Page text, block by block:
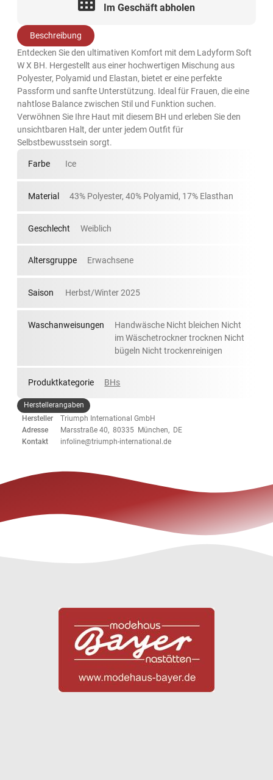
Im Geschäft abholen
Beschreibung
Entdecken Sie den ultimativen Komfort mit dem Ladyform Soft
W X BH. Hergestellt aus einer hochwertigen Mischung aus
Polyester, Polyamid und Elastan, bietet er eine perfekte
Passform und sanfte Unterstützung. Ideal für Frauen, die eine
nahtlose Balance zwischen Stil und Funktion suchen.
Verwöhnen Sie Ihre Haut mit diesem BH und erleben Sie den
unsichtbaren Halt, der unter jedem Outfit für
Selbstbewusstsein sorgt.
Farbe Ice
Material 43% Polyester, 40% Polyamid, 17% Elasthan
Geschlecht Weiblich
Altersgruppe Erwachsene
Saison Herbst/Winter 2025
Waschanweisungen
Handwäsche Nicht bleichen Nicht
im Wäschetrockner trocknen Nicht
bügeln Nicht trockenreinigen
Produktkategorie BHs
Herstellerangaben
Hersteller
Triumph International GmbH
Adresse
Marsstraße 40, 80335 München, DE
Kontakt
infoline@triumph-international.de